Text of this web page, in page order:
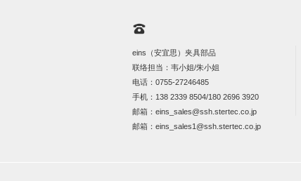
eins（安宜思）夹具部品
联络担当：韦小姐/朱小姐
电话：0755-27246485
手机： 138 2339 8504/180 2696 3920
邮箱：eins_sales@ssh.stertec.co.jp
邮箱：eins_sales1@ssh.stertec.co.jp